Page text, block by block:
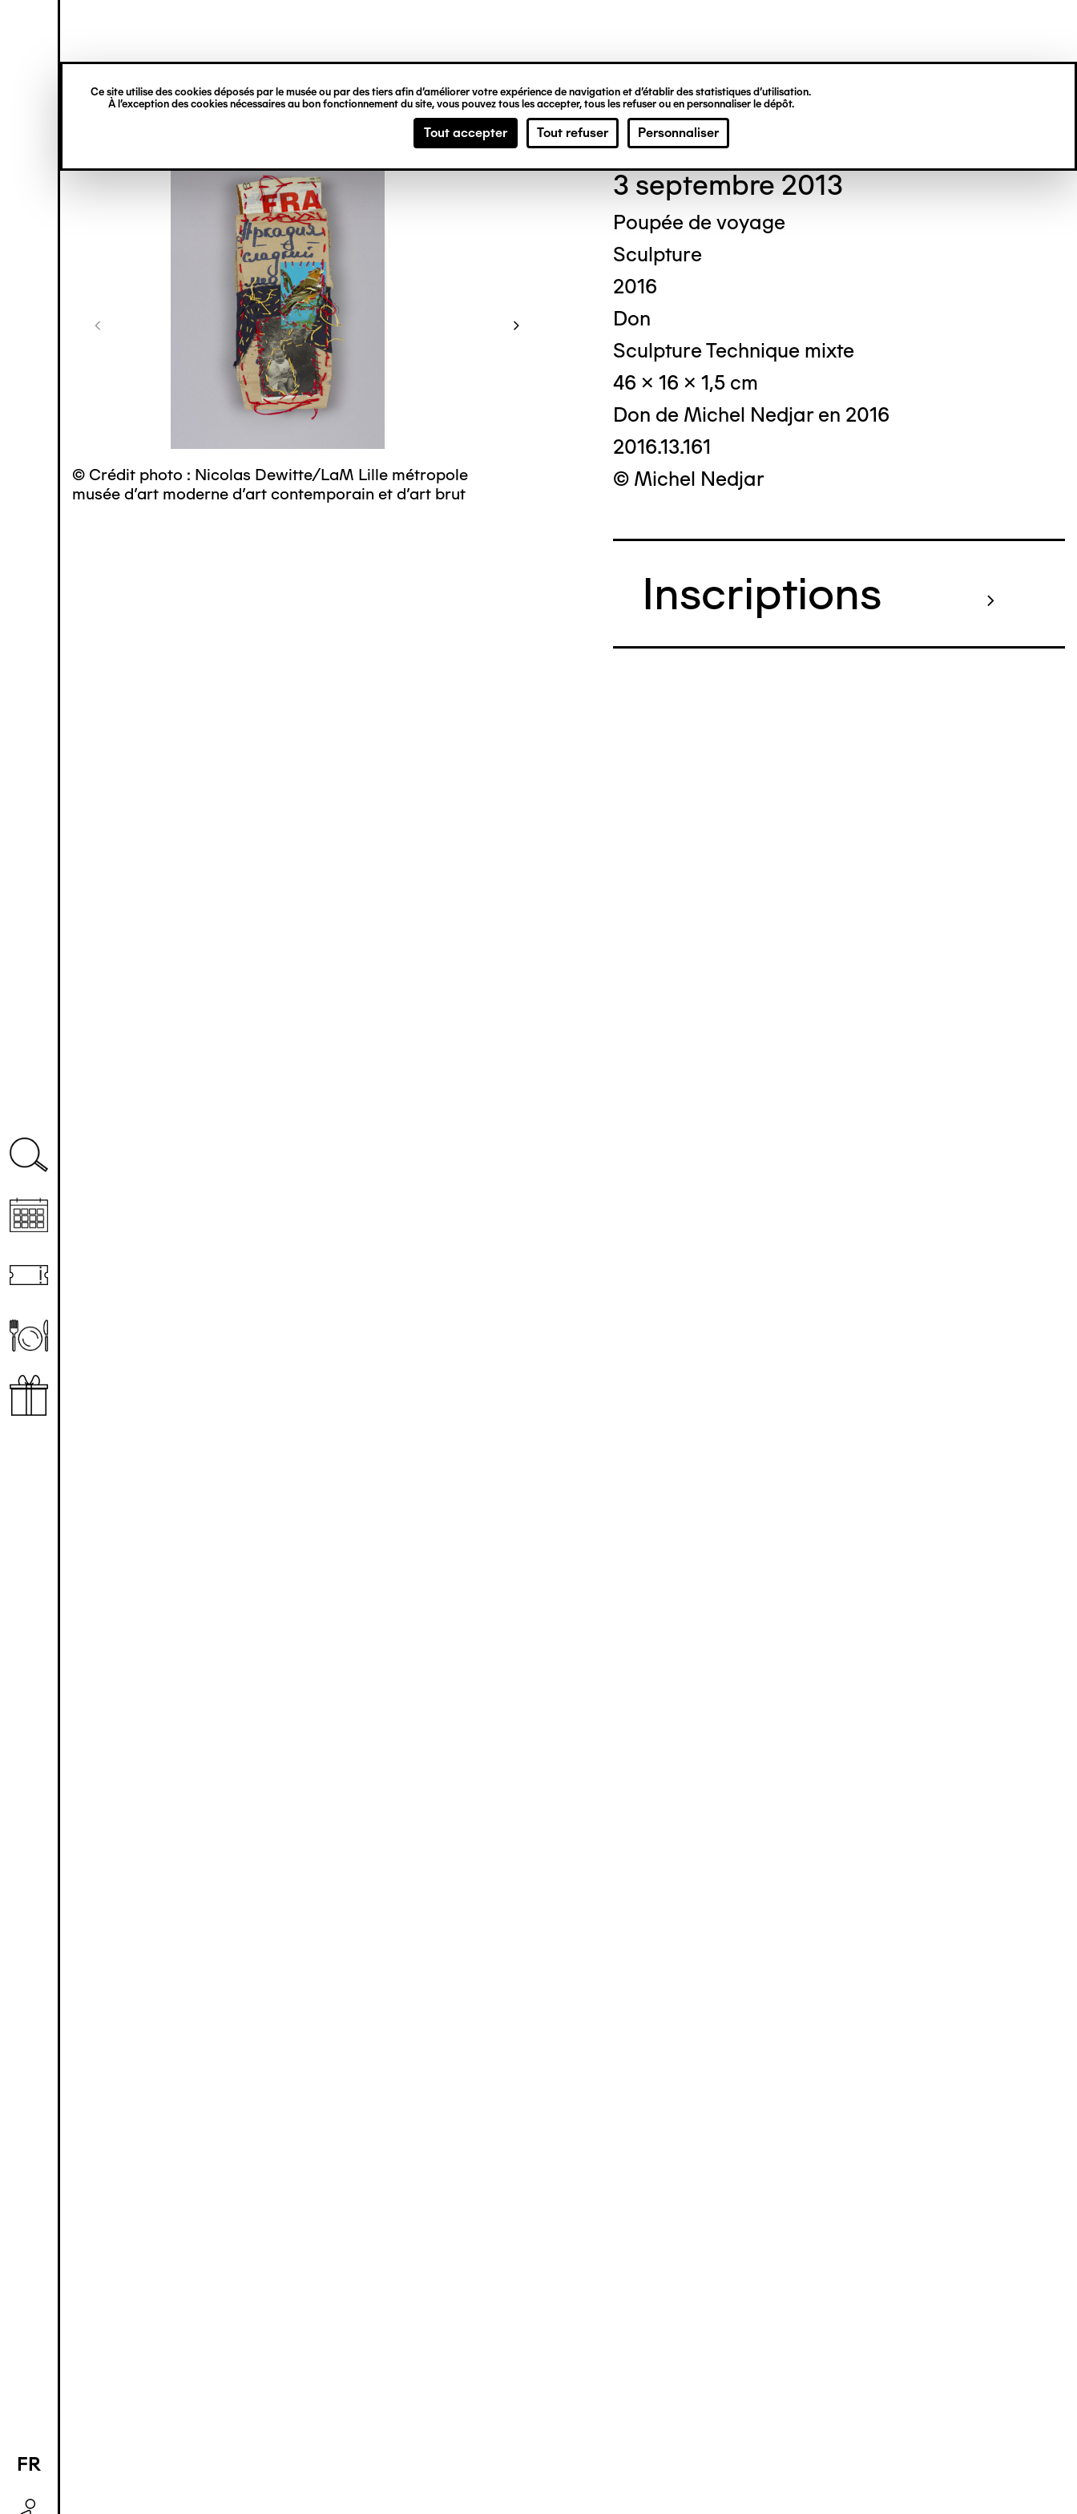
Ce site utilise des cookies déposés par le musée ou par des tiers afin d’améliorer votre expérience de navigation et d’établir des statistiques d’utilisation.
À l’exception des cookies nécessaires au bon fonctionnement du site, vous pouvez tous les accepter, tous les refuser ou en personnaliser le dépôt.
Tout accepter Tout refuser Personnaliser
principal
verticale
FR
EN
© Crédit photo : Nicolas Dewitte/LaM Lille métropole
musée d’art moderne d’art contemporain et d’art brut
© Crédit photo : Nicolas Dewitte/LaM Lille métropole
musée d’art moderne d’art contemporain et d’art brut
Michel NEDJAR
3 septembre 2013
Poupée de voyage
Sculpture
2016
Don
Sculpture Technique mixte
46 x 16 x 1,5 cm
Don de Michel Nedjar en 2016
2016.13.161
© Michel Nedjar
Inscriptions